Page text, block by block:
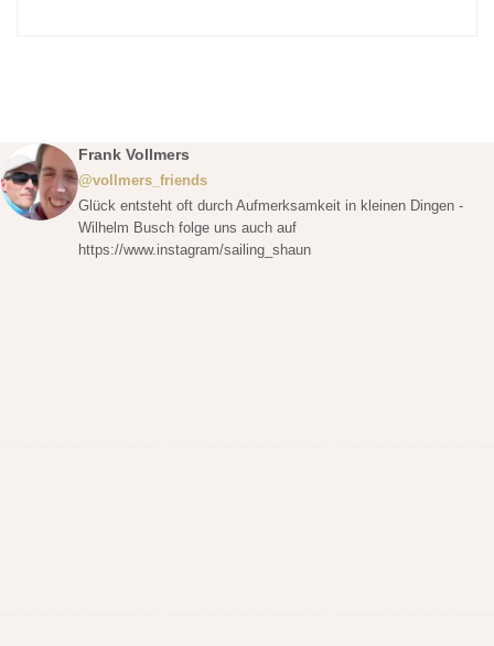
Frank Vollmers
@vollmers_friends
Glück entsteht oft durch Aufmerksamkeit in kleinen Dingen -
Wilhelm Busch folge uns auch auf
https://www.instagram/sailing_shaun